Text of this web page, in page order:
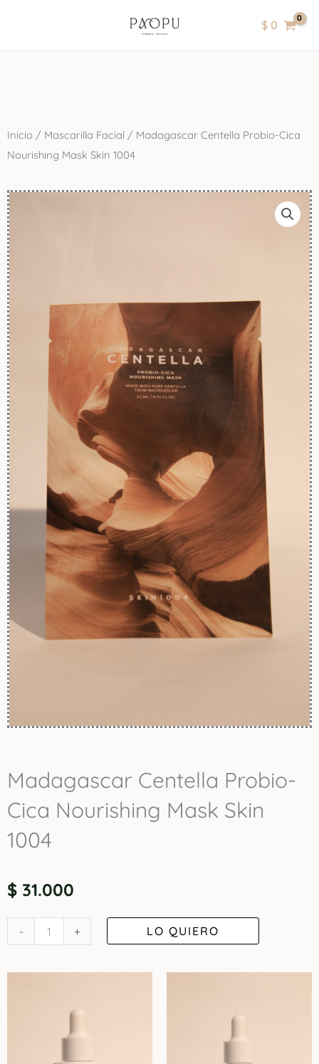
$0
Inicio / Mascarilla Facial / Madagascar Centella Probio-Cica
Nourishing Mask Skin 1004
Madagascar Centella Probio-
Cica Nourishing Mask Skin
1004
$ 31.000
-
Madagascar
Centella
+ LO QUIERO